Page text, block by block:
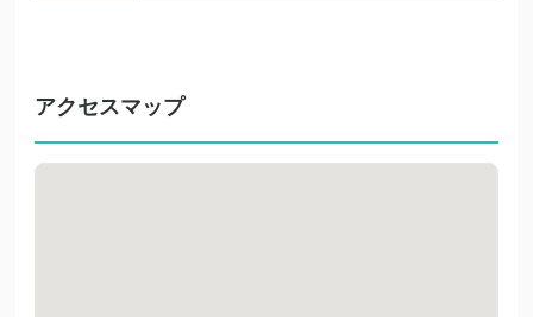
アクセスマップ